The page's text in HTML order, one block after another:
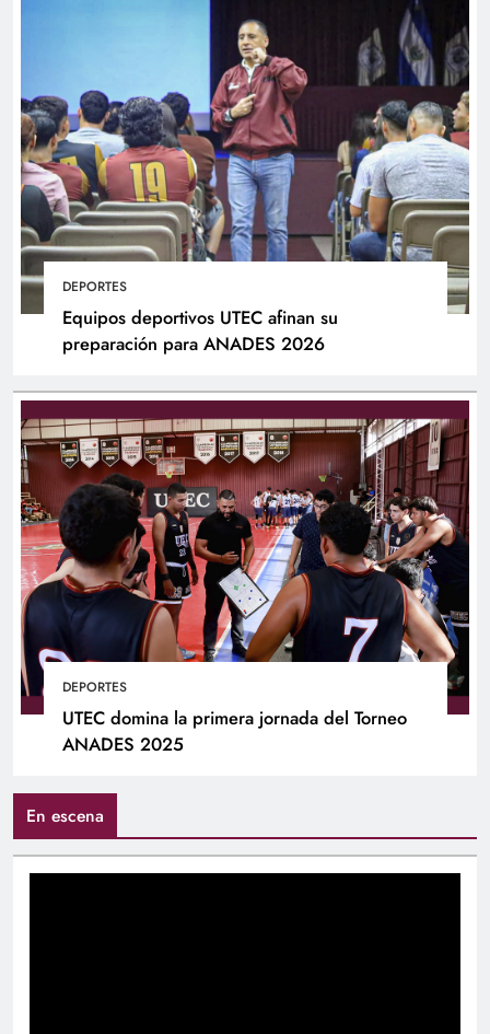
DEPORTES
Equipos deportivos UTEC afinan su
preparación para ANADES 2026
DEPORTES
UTEC domina la primera jornada del Torneo
ANADES 2025
En escena